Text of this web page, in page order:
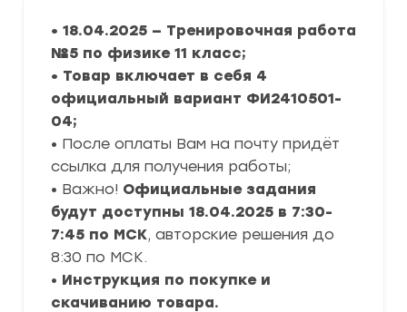
• 18.04.2025 — Тренировочная работа
№5 по физике 11 класс;
• Товар включает в себя 4
официальный вариант ФИ2410501-
04;
• После оплаты Вам на почту придёт
ссылка для получения работы;
• Важно! Официальные задания
будут доступны 18.04.2025 в 7:30-
7:45 по МСК, авторские решения до
8:30 по МСК.
• Инструкция по покупке и
скачиванию товара.